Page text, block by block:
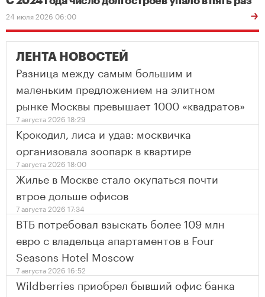
24 июля 2026 06:00
ЛЕНТА НОВОСТЕЙ
Разница между самым большим и
маленьким предложением на элитном
рынке Москвы превышает 1000 «квадратов»
7 августа 2026 18:29
Крокодил, лиса и удав: москвичка
организовала зоопарк в квартире
7 августа 2026 18:00
Жилье в Москве стало окупаться почти
втрое дольше офисов
7 августа 2026 17:34
ВТБ потребовал взыскать более 109 млн
евро с владельца апартаментов в Four
Seasons Hotel Moscow
7 августа 2026 16:52
Wildberries приобрел бывший офис банка